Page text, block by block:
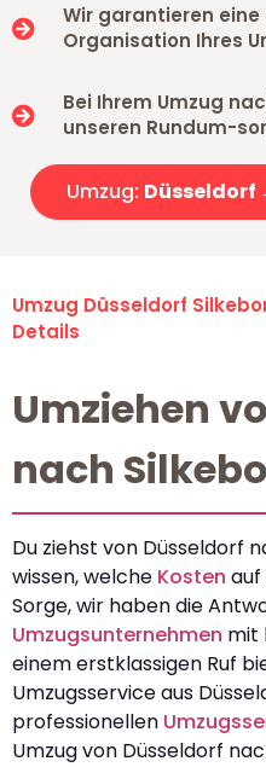
Wir garantieren
Organisation Ihres
Bei Ihrem Umzug
unseren Rundum-
Umzug: Düsseldorf
Umzug Düsseldorf
Details
Umziehen
nach
Du ziehst von Düsseldorf
wissen, welche Kosten auf
Sorge, wir haben die
Umzugsunternehmen mit
einem erstklassigen Ruf
Umzugsservice aus
professionellen
Umzug von Düsseldorf